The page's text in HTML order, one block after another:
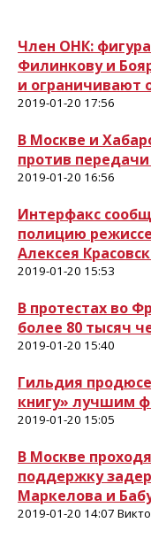
Член ОНК:
Филинкову и
и ограничивают
2019-01-20 17:56
В Москве и
против
2019-01-20 16:56
Интерфакс
полицию
Алексея
2019-01-20 15:53
В протестах во
более 80 тысяч
2019-01-20 15:40
Гильдия
книгу» лучшим
2019-01-20 15:05
В Москве
поддержку
Маркелова и
2019-01-20 14:07